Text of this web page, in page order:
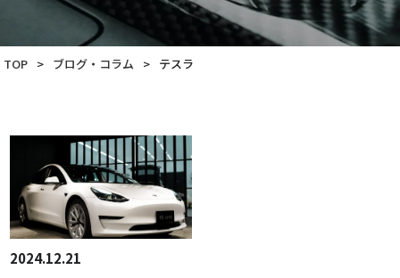
TOP > ブログ・コラム > テスラ
2024.12.21